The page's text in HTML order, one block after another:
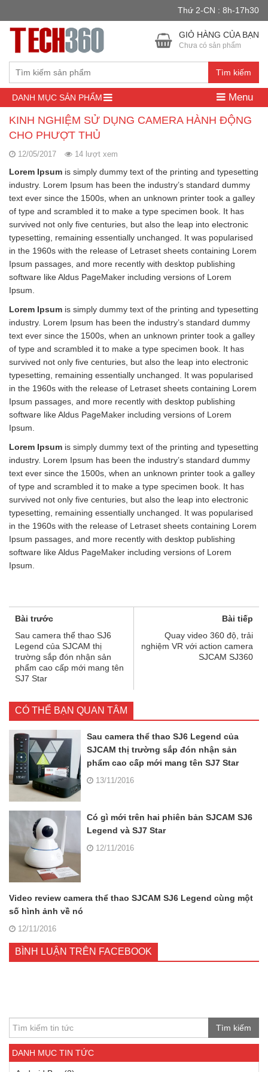
Thứ 2-CN : 8h-17h30
Tìm kiếm
GIỎ HÀNG CỦA BẠN
Chưa có sản phẩm
DANH MỤC SẢN PHẨM Menu
KINH NGHIỆM SỬ DỤNG CAMERA HÀNH ĐỘNG
CHO PHƯỢT THỦ
12/05/2017 14 lượt xem
Lorem Ipsum is simply dummy text of the printing and typesetting
industry. Lorem Ipsum has been the industry’s standard dummy
text ever since the 1500s, when an unknown printer took a galley
of type and scrambled it to make a type specimen book. It has
survived not only five centuries, but also the leap into electronic
typesetting, remaining essentially unchanged. It was popularised
in the 1960s with the release of Letraset sheets containing Lorem
Ipsum passages, and more recently with desktop publishing
software like Aldus PageMaker including versions of Lorem
Ipsum.
Lorem Ipsum is simply dummy text of the printing and typesetting
industry. Lorem Ipsum has been the industry’s standard dummy
text ever since the 1500s, when an unknown printer took a galley
of type and scrambled it to make a type specimen book. It has
survived not only five centuries, but also the leap into electronic
typesetting, remaining essentially unchanged. It was popularised
in the 1960s with the release of Letraset sheets containing Lorem
Ipsum passages, and more recently with desktop publishing
software like Aldus PageMaker including versions of Lorem
Ipsum.
Lorem Ipsum is simply dummy text of the printing and typesetting
industry. Lorem Ipsum has been the industry’s standard dummy
text ever since the 1500s, when an unknown printer took a galley
of type and scrambled it to make a type specimen book. It has
survived not only five centuries, but also the leap into electronic
typesetting, remaining essentially unchanged. It was popularised
in the 1960s with the release of Letraset sheets containing Lorem
Ipsum passages, and more recently with desktop publishing
software like Aldus PageMaker including versions of Lorem
Ipsum.
Bài trước
Sau camera thể thao SJ6
Legend của SJCAM thị
trường sắp đón nhận sản
phẩm cao cấp mới mang tên
SJ7 Star
Bài tiếp
Quay video 360 độ, trải
nghiệm VR với action camera
SJCAM SJ360
CÓ THỂ BẠN QUAN TÂM
Sau camera thể thao SJ6 Legend của
SJCAM thị trường sắp đón nhận sản
phẩm cao cấp mới mang tên SJ7 Star
13/11/2016
Có gì mới trên hai phiên bản SJCAM SJ6
Legend và SJ7 Star
12/11/2016
Video review camera thể thao SJCAM SJ6 Legend cùng một
số hình ảnh về nó
12/11/2016
BÌNH LUẬN TRÊN FACEBOOK
Tìm kiếm
DANH MỤC TIN TỨC